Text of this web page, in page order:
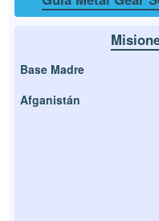
Base Madre
Afganistán